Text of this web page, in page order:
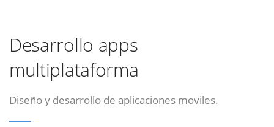
Desarrollo apps
multiplataforma
Diseño y desarrollo de aplicaciones moviles.